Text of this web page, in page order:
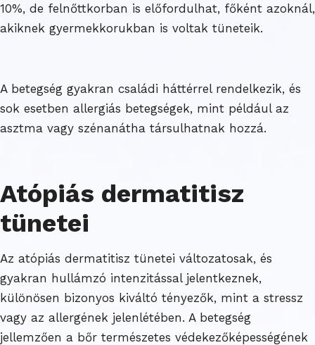
10%, de felnőttkorban is előfordulhat, főként azoknál,
akiknek gyermekkorukban is voltak tüneteik.
A betegség gyakran családi háttérrel rendelkezik, és
sok esetben allergiás betegségek, mint például az
asztma vagy szénanátha társulhatnak hozzá.
Atópiás dermatitisz
tünetei
Az atópiás dermatitisz tünetei változatosak, és
gyakran hullámzó intenzitással jelentkeznek,
különösen bizonyos kiváltó tényezők, mint a stressz
vagy az allergének jelenlétében. A betegség
jellemzően a bőr természetes védekezőképességének